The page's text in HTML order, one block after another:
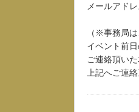
メールアド
（※事務局
イベント前
ご連絡頂い
上記へご連